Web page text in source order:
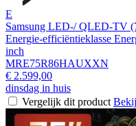
E
Samsung LED-/ QLED-TV
Energie-efficiëntieklasse
inch
MRE75R86HAUXXN
€ 2.599,00
dinsdag in huis
Vergelijk dit product